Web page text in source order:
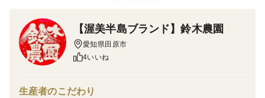
現在、潮風ミネラルトマトが大人気となっております。
1年待ち2年待ちとなる前にご注文をされる事をおススメ
します。上限に達し次第、予告なく終了しますので予め
【渥美半島ブランド】鈴木農園
愛知県田原市
4いいね
生産者のこだわり